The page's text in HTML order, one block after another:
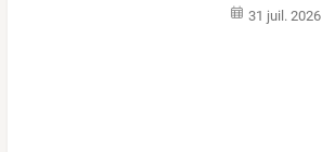
31 juil. 2026